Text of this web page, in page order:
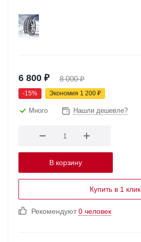
6 800 ₽ 8 000₽
-15% Экономия 1 200 ₽
Много Нашли дешевле?
В корзину
Купить в 1 клик
Рекомендуют0 человек